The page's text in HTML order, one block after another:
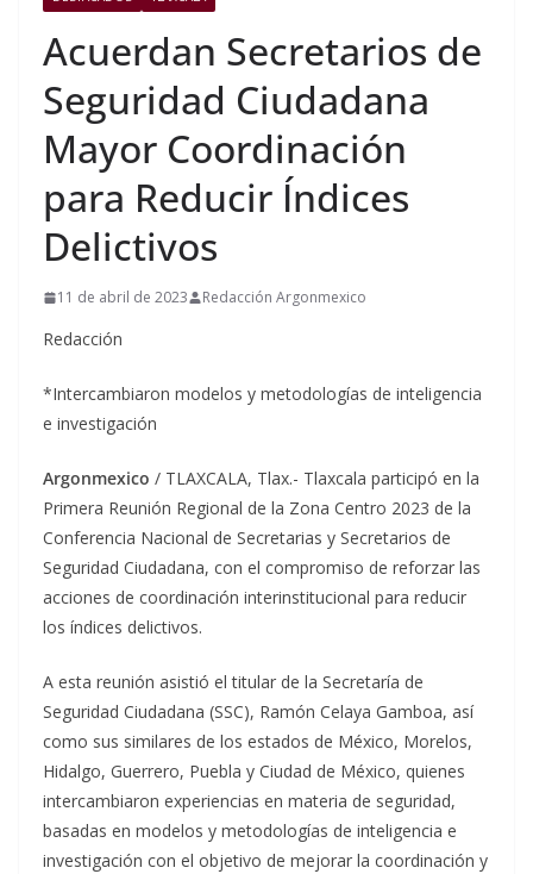
Acuerdan Secretarios de
Seguridad Ciudadana
Mayor Coordinación
para Reducir Índices
Delictivos
11 de abril de 2023 Redacción Argonmexico
Redacción
*Intercambiaron modelos y metodologías de inteligencia
e investigación
Argonmexico / TLAXCALA, Tlax.- Tlaxcala participó en la
Primera Reunión Regional de la Zona Centro 2023 de la
Conferencia Nacional de Secretarias y Secretarios de
Seguridad Ciudadana, con el compromiso de reforzar las
acciones de coordinación interinstitucional para reducir
los índices delictivos.
A esta reunión asistió el titular de la Secretaría de
Seguridad Ciudadana (SSC), Ramón Celaya Gamboa, así
como sus similares de los estados de México, Morelos,
Hidalgo, Guerrero, Puebla y Ciudad de México, quienes
intercambiaron experiencias en materia de seguridad,
basadas en modelos y metodologías de inteligencia e
investigación con el objetivo de mejorar la coordinación y